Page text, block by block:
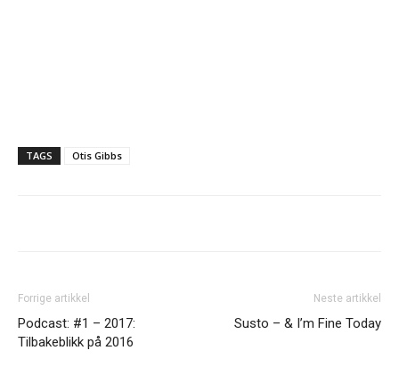
TAGS Otis Gibbs
Forrige artikkel
Podcast: #1 – 2017:
Tilbakeblikk på 2016
Neste artikkel
Susto – & I’m Fine Today